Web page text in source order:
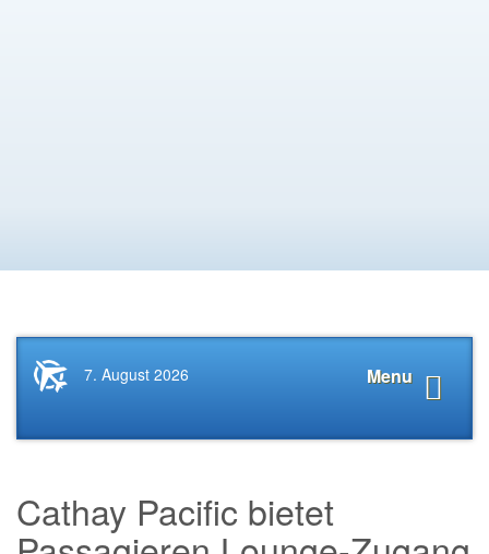
Startseite
News.Tourismus.com
Menu
7. August 2026
Cathay Pacific bietet